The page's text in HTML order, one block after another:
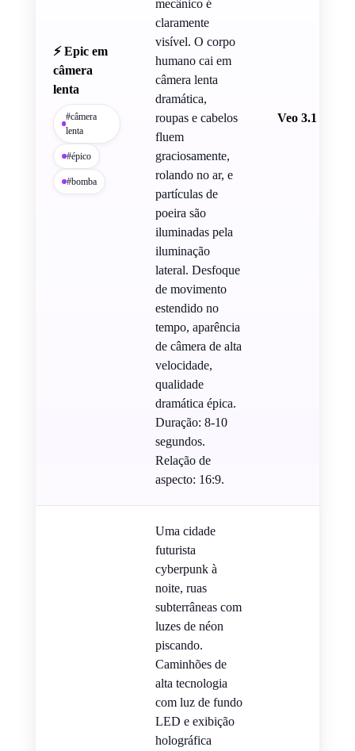
⚡ Epic em
câmera
lenta
#câmera
lenta
#épico
#bomba
mecânico é
claramente
visível. O corpo
humano cai em
câmera lenta
dramática,
roupas e cabelos
fluem
graciosamente,
rolando no ar, e
partículas de
poeira são
iluminadas pela
iluminação
lateral. Desfoque
de movimento
estendido no
tempo, aparência
de câmera de alta
velocidade,
qualidade
dramática épica.
Duração: 8-10
segundos.
Relação de
aspecto: 16:9.
Veo 3.1
Uma cidade
futurista
cyberpunk à
noite, ruas
subterrâneas com
luzes de néon
piscando.
Caminhões de
alta tecnologia
com luz de fundo
LED e exibição
holográfica